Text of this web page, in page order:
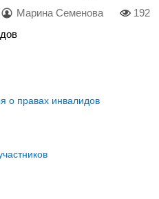
Марина Семенова 192
о правах инвалидов